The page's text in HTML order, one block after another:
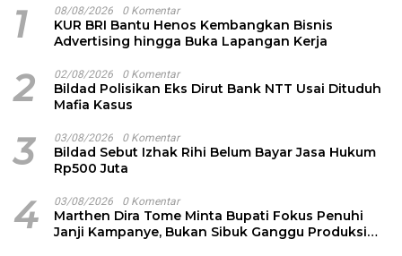
1 08/08/2026 0 Komentar
KUR BRI Bantu Henos Kembangkan Bisnis
Advertising hingga Buka Lapangan Kerja
2 02/08/2026 0 Komentar
Bildad Polisikan Eks Dirut Bank NTT Usai Dituduh
Mafia Kasus
3 03/08/2026 0 Komentar
Bildad Sebut Izhak Rihi Belum Bayar Jasa Hukum
Rp500 Juta
4 03/08/2026 0 Komentar
Marthen Dira Tome Minta Bupati Fokus Penuhi
Janji Kampanye, Bukan Sibuk Ganggu Produksi